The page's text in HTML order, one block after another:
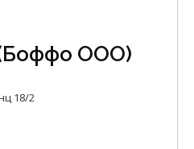
ООО)
18/2